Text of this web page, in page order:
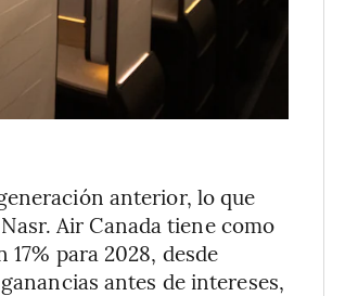
anterior, lo que
Air Canada tiene como
para 2028, desde
antes de intereses,